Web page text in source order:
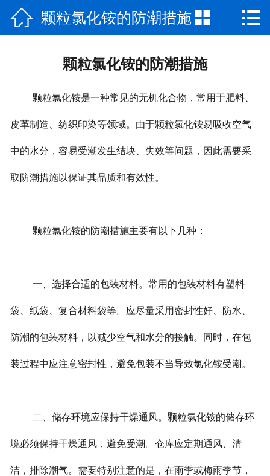
 网站首页
 颗粒氯化铵的防潮措施 
颗粒氯化铵的防潮措施
颗粒氯化铵是一种常见的无机化合物，常用于肥料、
皮革制造、纺织印染等领域。由于颗粒氯化铵易吸收空气
中的水分，容易受潮发生结块、失效等问题，因此需要采
取防潮措施以保证其品质和有效性。
颗粒氯化铵的防潮措施主要有以下几种：
一、选择合适的包装材料。常用的包装材料有塑料
袋、纸袋、复合材料袋等。应尽量采用密封性好、防水、
防潮的包装材料，以减少空气和水分的接触。同时，在包
装过程中应注意密封性，避免包装不当导致氯化铵受潮。
二、储存环境应保持干燥通风。颗粒氯化铵的储存环
境必须保持干燥通风，避免受潮。仓库应定期通风、清
洁，排除潮气。需要特别注意的是，在雨季或梅雨季节，